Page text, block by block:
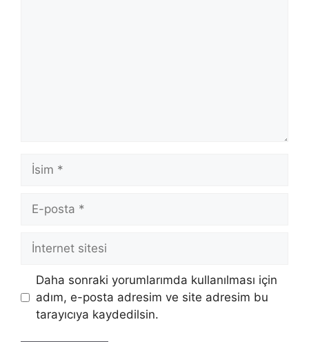
İsim
posta
İnternet
Daha sonraki yorumlarımda kullanılması için
adım, e-posta adresim ve site adresim bu
tarayıcıya kaydedilsin.